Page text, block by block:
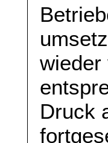
wieder
Druck